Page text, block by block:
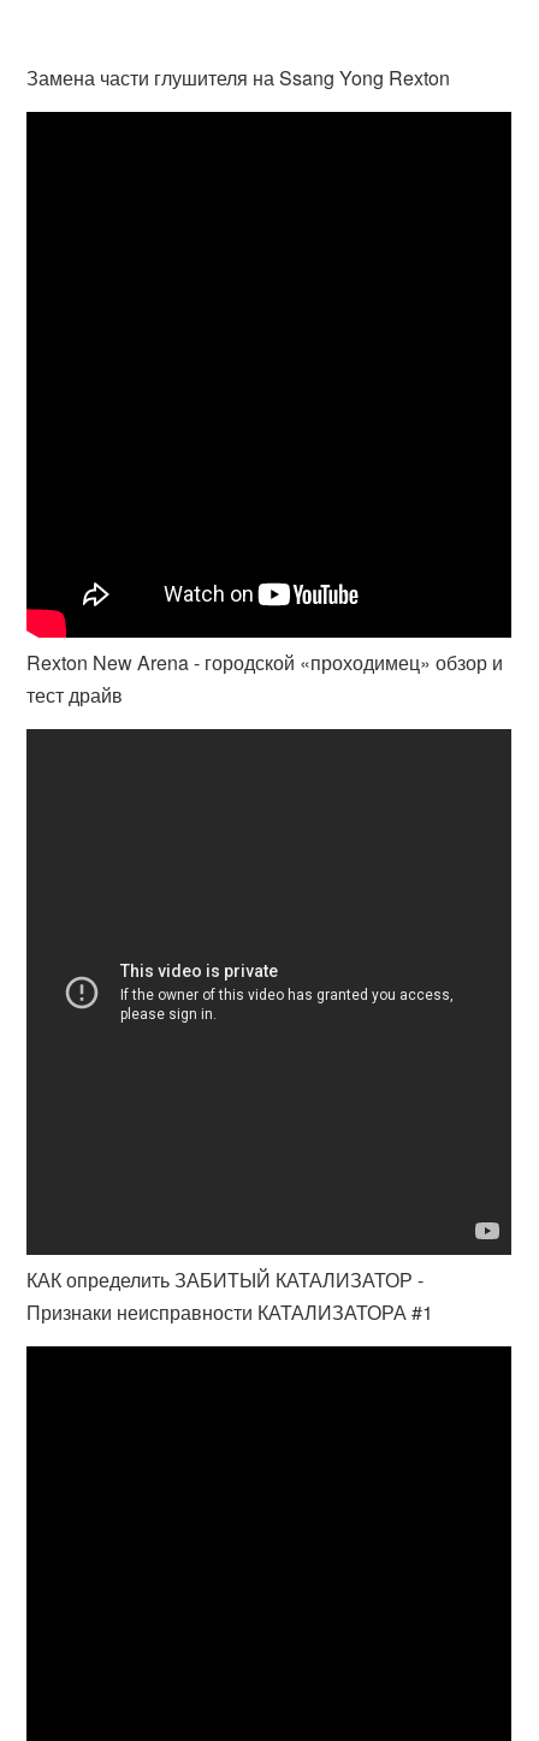
Замена части глушителя на Ssang Yong Rexton
Rexton New Arena - городской «проходимец» обзор и
тест драйв
КАК определить ЗАБИТЫЙ КАТАЛИЗАТОР -
Признаки неисправности КАТАЛИЗАТОРА #1